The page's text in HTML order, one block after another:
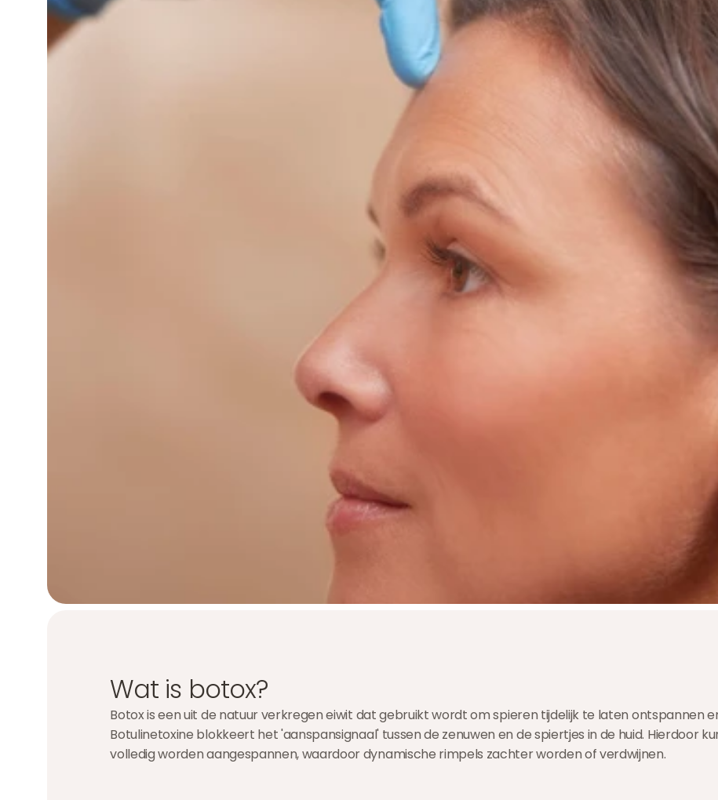
Wat is botox?
Botox is een uit de natuur verkregen eiwit dat gebruikt wordt om spieren tijdelijk te laten ontspannen
Botulinetoxine blokkeert het 'aanspansignaal' tussen de zenuwen en de spiertjes in de huid. Hierdoor
volledig worden aangespannen, waardoor dynamische rimpels zachter worden of verdwijnen.